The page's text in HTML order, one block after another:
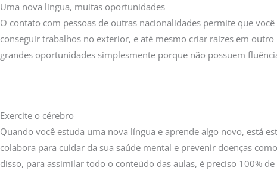
Uma nova língua, muitas oportunidades
O contato com pessoas de outras nacionalidades permite que
conseguir trabalhos no exterior, e até mesmo criar raízes em
grandes oportunidades simplesmente porque não possuem
Exercite o cérebro
Quando você estuda uma nova língua e aprende algo novo, está
colabora para cuidar da sua saúde mental e prevenir doenças
disso, para assimilar todo o conteúdo das aulas, é preciso 100%